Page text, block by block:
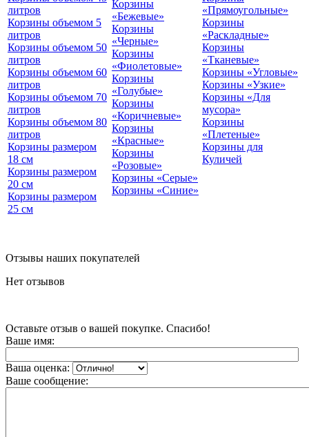
литров
Корзины объемом 5
литров
Корзины объемом 50
литров
Корзины объемом 60
литров
Корзины объемом 70
литров
Корзины объемом 80
литров
Корзины размером
18 см
Корзины размером
20 см
Корзины размером
25 см
Корзины
«Бежевые»
Корзины
«Черные»
Корзины
«Фиолетовые»
Корзины
«Голубые»
Корзины
«Коричневые»
Корзины
«Красные»
Корзины
«Розовые»
Корзины «Серые»
Корзины «Синие»
«Прямоугольные»
Корзины
«Раскладные»
Корзины
«Тканевые»
Корзины «Угловые»
Корзины «Узкие»
Корзины «Для
мусора»
Корзины
«Плетеные»
Корзины для
Куличей
Отзывы наших покупателей
Нет отзывов
Оставьте отзыв о вашей покупке. Спасибо!
Ваше имя:
Ваша оценка:
Ваше сообщение: